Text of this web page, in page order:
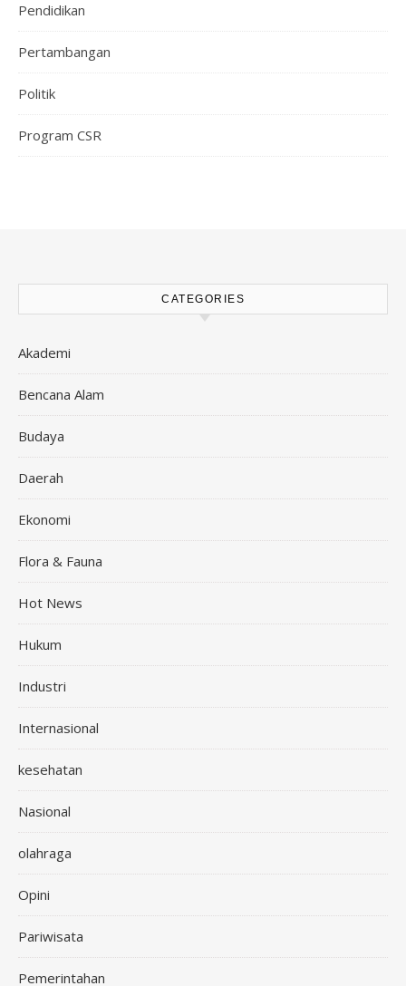
Pendidikan
Pertambangan
Politik
Program CSR
CATEGORIES
Akademi
Bencana Alam
Budaya
Daerah
Ekonomi
Flora & Fauna
Hot News
Hukum
Industri
Internasional
kesehatan
Nasional
olahraga
Opini
Pariwisata
Pemerintahan